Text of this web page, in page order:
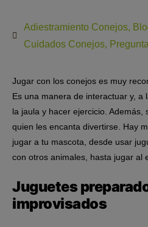
Adiestramiento Conejos,
Cuidados Conejos,
Jugar con los conejos es muy
Es una manera de interactuar y, a
la jaula y hacer ejercicio. Además,
quien les encanta divertirse. Hay
jugar a tu mascota, desde usar
con otros animales, hasta jugar al
Juguetes
improvisados